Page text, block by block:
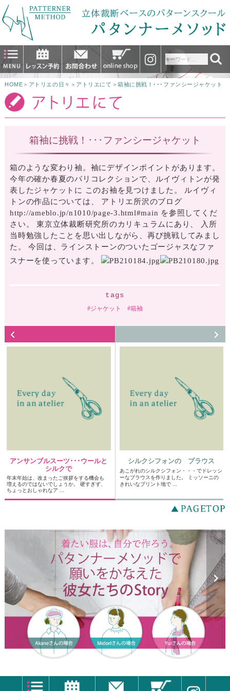
HOME ＞ アトリエの日々 ＞ アトリエにて ＞箱袖に挑戦！･･･ファンシージャケット
箱袖に挑戦！･･･ファンシージャケット
箱のような変わり袖。袖にデザインポイントがあります。
今年の確か春夏のパリコレクションで、ルイヴィトンが発
表したジャケットに このお袖を見つけました。 ルイヴィ
トンの作品については、 アトリエ所沢のブログ
http://ameblo.jp/n1010/page-3.html#main を参照してくだ
さい。 東京立体裁断研究所のカリキュラムにあり、 入所
当時勉強したことを思い出しながら、再び挑戦してみまし
た。 今回は、ラインストーンのついたゴージャスなファ
スナーを使っています。
tags
ジャケット 箱袖
アンサンブルスーツ･･･ウールと
シルクで
年末年始は、改まったご挨拶をする機会も
増えるのではないでしょうか。 硬すぎず、
ちょっとおしゃれなア ...
シルクシフォンの ブラウス
あこがれのシルクシフォン・・・でドレッシ
ーなブラウスを作りました。 ミッソーニの
きれいなプリント地で ...